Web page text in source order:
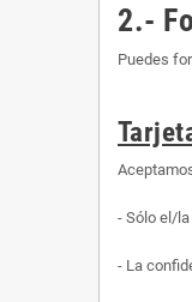
2.-
Puedes
- Sólo el/
- La